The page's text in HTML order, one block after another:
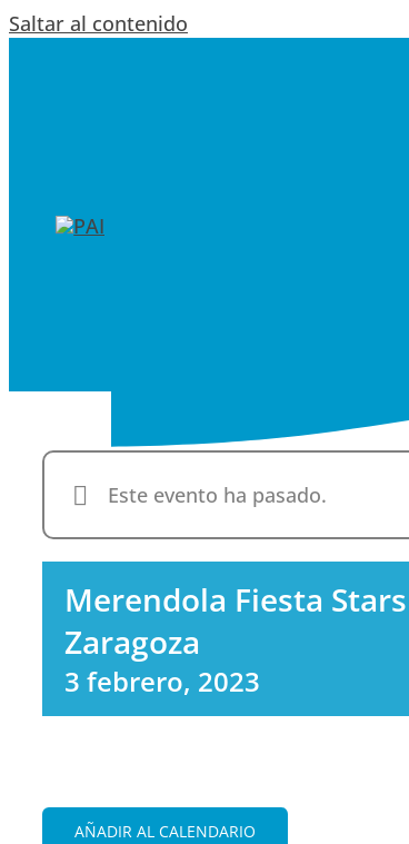
Saltar al contenido
Este evento ha pasado.
Merendola Fiesta Stars
Zaragoza
3 febrero, 2023
AÑADIR AL CALENDARIO